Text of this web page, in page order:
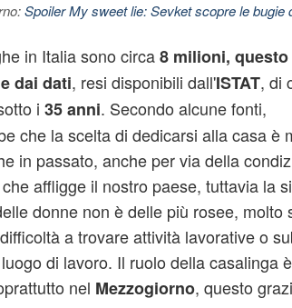
Spoiler My sweet lie: Sevket scopre le bugie
in Italia sono circa8 milioni,
dai dati, resi disponibili dall'ISTAT, di
i 35 anni. Secondo alcune fonti,
che la scelta di dedicarsi alla casa è
in passato, anche per via della
affligge il nostro paese, tuttavia la
donne non è delle più rosee, molto
a trovare attività lavorative o
di lavoro. Il ruolo della casalinga è
nel Mezzogiorno, questo